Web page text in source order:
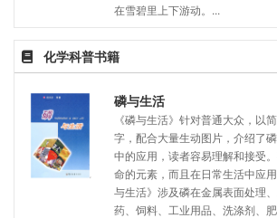
在雪碧里上下游动。...
化学科普书籍
磷与生活
《磷与生活》针对普通大众，以
字，配合大量生动图片，介绍了
中的应用，读者容易理解和接受
命的元素，而且在日常生活中应
与生活》涉及磷在金属表面处理
药、饲料、工业用品、洗涤剂、